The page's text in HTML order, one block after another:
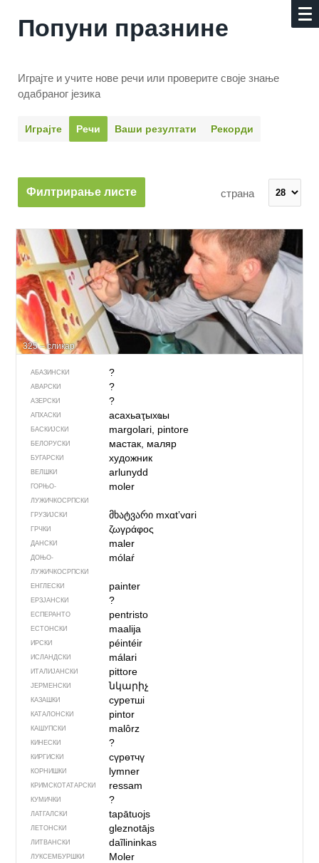
Попуни празнине
Играјте и учите нове речи или проверите своје знање
одабраног језика
Играјте Речи Ваши резултати Рекорди
Филтрирање листе страна
325 – сликар
АБАЗИНСКИ ?
АВАРСКИ ?
АЗЕРСКИ ?
АПХАСКИ асахьаҭыхҩы
БАСКИЈСКИ margolari, pintore
БЕЛОРУСКИ мастак, маляр
БУГАРСКИ художник
ВЕЛШКИ arlunydd
ГОРЊО­
ЛУЖИЧКОСРПСКИ
moler
ГРУЗИЈСКИ მხატვარი mxɑtʼvɑri
ГРЧКИ ζωγράφος
ДАНСКИ maler
ДОЊО­
ЛУЖИЧКОСРПСКИ
mólaŕ
ЕНГЛЕСКИ painter
ЕРЗЈАНСКИ ?
ЕСПЕРАНТО pentristo
ЕСТОНСКИ maalija
ИРСКИ péintéir
ИСЛАНДСКИ málari
ИТАЛИЈАНСКИ pittore
ЈЕРМЕНСКИ նկարիչ
КАЗАШКИ суретші
КАТАЛОНСКИ pintor
КАШУПСКИ malôrz
КИНЕСКИ ?
КИРГИСКИ сүрөтчү
КОРНИШКИ lymner
КРИМСКОТАТАРСКИ ressam
КУМИЧКИ ?
ЛАТГАЛСКИ tapātuojs
ЛЕТОНСКИ gleznotājs
ЛИТВАНСКИ daĩlininkas
ЛУКСЕМБУРШКИ Moler